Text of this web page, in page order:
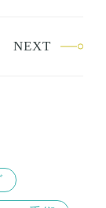
NEXT